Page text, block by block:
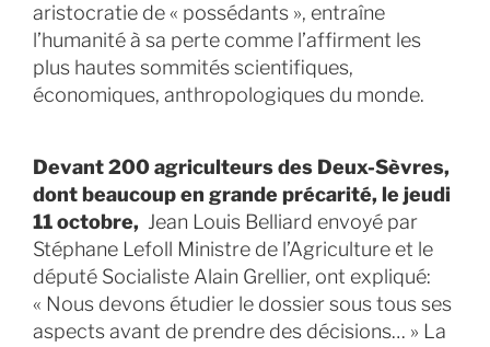
aristocratie de « possédants », entraîne
l’humanité à sa perte comme l’affirment les
plus hautes sommités scientifiques,
économiques, anthropologiques du monde.
Devant 200 agriculteurs des Deux-Sèvres,
dont beaucoup en grande précarité, le jeudi
11 octobre, Jean Louis Belliard envoyé par
Stéphane Lefoll Ministre de l’Agriculture et le
député Socialiste Alain Grellier, ont expliqué:
« Nous devons étudier le dossier sous tous ses
aspects avant de prendre des décisions… » La